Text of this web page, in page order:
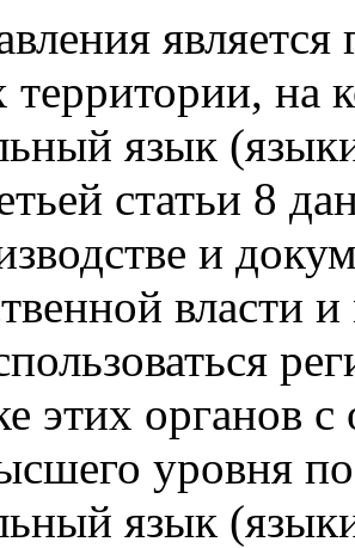
территории, на
язык
статьи 8
и
власти
этих органов
уровня
язык